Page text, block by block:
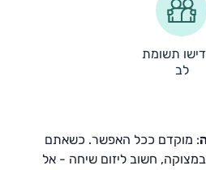
תשומת
לב
: מוקדם ככל האפשר. כשאתם
חשוב ליזום שיחה - אל